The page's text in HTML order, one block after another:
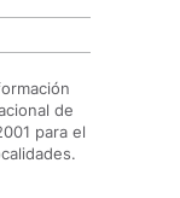
de
para el